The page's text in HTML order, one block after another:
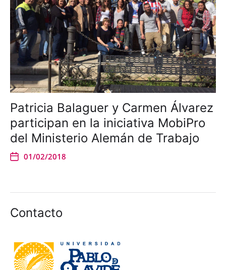
Patricia Balaguer y Carmen Álvarez
participan en la iniciativa MobiPro
del Ministerio Alemán de Trabajo
01/02/2018
Contacto